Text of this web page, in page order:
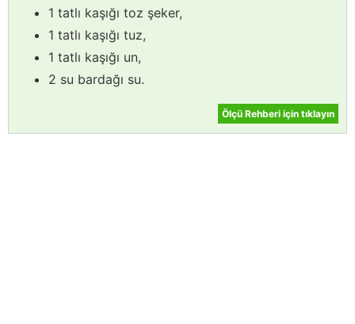
1 tatlı kaşığı toz şeker,
1 tatlı kaşığı tuz,
1 tatlı kaşığı un,
2 su bardağı su.
Ölçü Rehberi için tıklayın